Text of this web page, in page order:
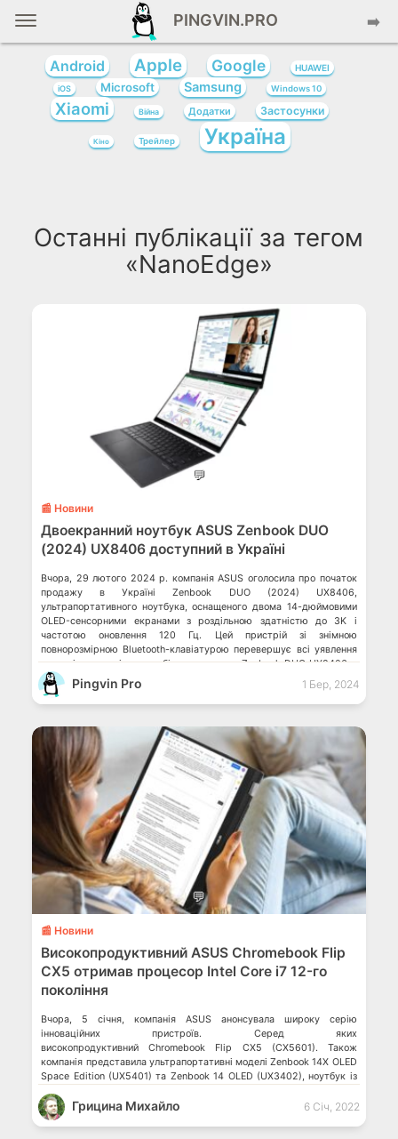
PINGVIN.PRO ➡️
Android Apple Google HUAWEI
iOS Microsoft Samsung Windows 10
Xiaomi Війна Додатки Застосунки
Кіно Трейлер Україна
Останні публікації за тегом
«NanoEdge»
💬
📰 Новини
Двоекранний ноутбук ASUS Zenbook DUO
(2024) UX8406 доступний в Україні
Вчора, 29 лютого 2024 р. компанія ASUS оголосила про початок
продажу в Україні Zenbook DUO (2024) UX8406,
ультрапортативного ноутбука, оснащеного двома 14-дюймовими
OLED-сенсорними екранами з роздільною здатністю до 3K і
частотою оновлення 120 Гц. Цей пристрій зі знімною
повнорозмірною Bluetooth-клавіатурою перевершує всі уявлення
про універсальність в мобільних умовах. Zenbook DUO UX8406 є
ноутбуком класу Intel Evo […]
Pingvin Pro 1 Бер, 2024
💬
📰 Новини
Високопродуктивний ASUS Chromebook Flip
CX5 отримав процесор Intel Core i7 12-го
покоління
Вчора, 5 січня, компанія ASUS анонсувала широку серію
інноваційних пристроїв. Серед яких
високопродуктивний Chromebook Flip CX5 (CX5601). Також
компанія представила ультрапортативні моделі Zenbook 14X OLED
Space Edition (UX5401) та Zenbook 14 OLED (UX3402), ноутбук із
ExpertBook B5 (B5402C та B5402F), 15.6-дюймовий IPS-монітор
формату 4K UHD ProArt Display PA169CDV та […]
Грицина Михайло 6 Січ, 2022